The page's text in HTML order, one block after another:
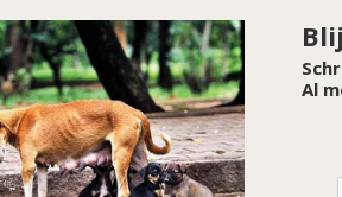
SPONSOR VAN DE MAAND
Al